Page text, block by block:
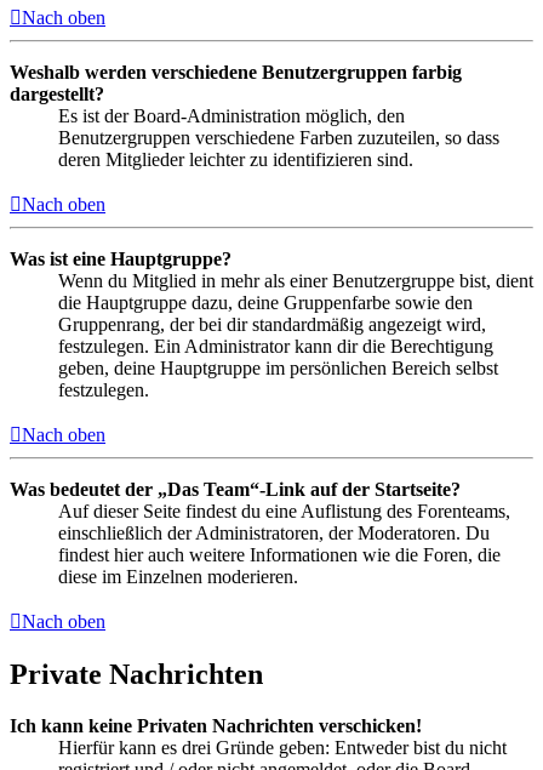
Nach oben
Weshalb werden verschiedene Benutzergruppen farbig
dargestellt?
Es ist der Board-Administration möglich, den
Benutzergruppen verschiedene Farben zuzuteilen, so dass
deren Mitglieder leichter zu identifizieren sind.
Nach oben
Was ist eine Hauptgruppe?
Wenn du Mitglied in mehr als einer Benutzergruppe bist, dient
die Hauptgruppe dazu, deine Gruppenfarbe sowie den
Gruppenrang, der bei dir standardmäßig angezeigt wird,
festzulegen. Ein Administrator kann dir die Berechtigung
geben, deine Hauptgruppe im persönlichen Bereich selbst
festzulegen.
Nach oben
Was bedeutet der „Das Team“-Link auf der Startseite?
Auf dieser Seite findest du eine Auflistung des Forenteams,
einschließlich der Administratoren, der Moderatoren. Du
findest hier auch weitere Informationen wie die Foren, die
diese im Einzelnen moderieren.
Nach oben
Private Nachrichten
Ich kann keine Privaten Nachrichten verschicken!
Hierfür kann es drei Gründe geben: Entweder bist du nicht